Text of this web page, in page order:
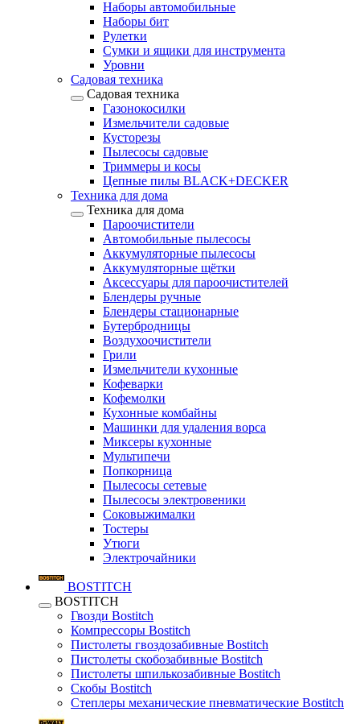
Наборы автомобильные
Наборы бит
Рулетки
Сумки и ящики для инструмента
Уровни
Садовая техника
Садовая техника
Газонокосилки
Измельчители садовые
Кусторезы
Пылесосы садовые
Триммеры и косы
Цепные пилы BLACK+DECKER
Техника для дома
Техника для дома
Пароочистители
Автомобильные пылесосы
Аккумуляторные пылесосы
Аккумуляторные щётки
Аксессуары для пароочистителей
Блендеры ручные
Блендеры стационарные
Бутербродницы
Воздухоочистители
Грили
Измельчители кухонные
Кофеварки
Кофемолки
Кухонные комбайны
Машинки для удаления ворса
Миксеры кухонные
Мультипечи
Попкорница
Пылесосы сетевые
Пылесосы электровеники
Соковыжималки
Тостеры
Утюги
Электрочайники
BOSTITCH
BOSTITCH
Гвозди Bostitch
Компрессоры Bostitch
Пистолеты гвоздозабивные Bostitch
Пистолеты скобозабивные Bostitch
Пистолеты шпилькозабивные Bostitch
Скобы Bostitch
Степлеры механические пневматические Bostitch